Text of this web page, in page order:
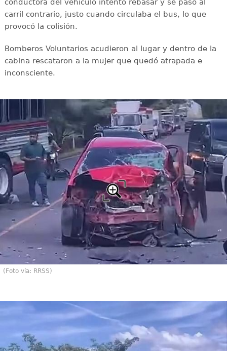
conductora del vehículo intentó rebasar y se pasó al
carril contrario, justo cuando circulaba el bus, lo que
provocó la colisión.
Bomberos Voluntarios acudieron al lugar y dentro de la
cabina rescataron a la mujer que quedó atrapada e
inconsciente.
(Foto vía: RRSS)